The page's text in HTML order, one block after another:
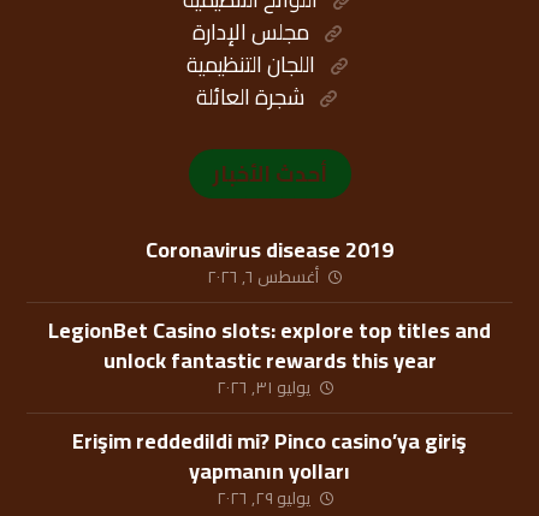
مجلس الإدارة
اللجان التنظيمية
شجرة العائلة
أحدث الأخبار
Coronavirus disease 2019
أغسطس ٦, ٢٠٢٦
LegionBet Casino slots: explore top titles and
unlock fantastic rewards this year
يوليو ٣١, ٢٠٢٦
Erişim reddedildi mi? Pinco casino’ya giriş
yapmanın yolları
يوليو ٢٩, ٢٠٢٦